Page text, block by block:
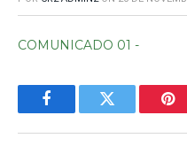
COMUNICADO 01 -
FacebookTwitter